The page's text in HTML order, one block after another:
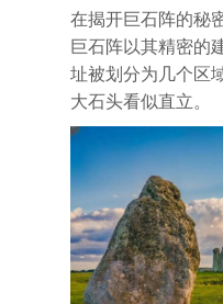
在揭开巨石阵的秘
巨石阵以其精密的
址被划分为几个区
大石头看似直立。